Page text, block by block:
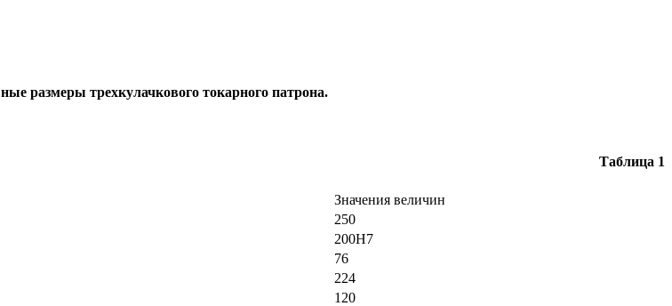
размеры трехкулачкового токарного патрона.
Таблица 1
Значения величин
250
200H7
76
224
120